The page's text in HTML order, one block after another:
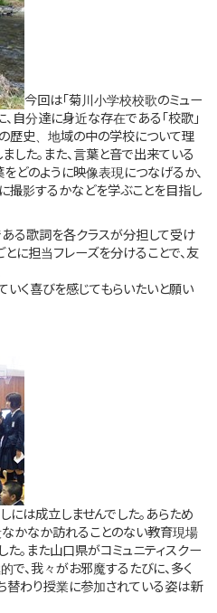
今回は「菊川小学校校歌のミュー
自分達に身近な存在である「校歌」
歴史、地域の中の学校について理
した。また、言葉と音で出来ている
をどのように映像表現につなげるか、
撮影するかなどを学ぶことを目指し
る歌詞を各クラスが分担して受け
に担当フレーズを分けることで、友
く喜びを感じてもらいたいと願い
は成立しませんでした。あらため
かなか訪れることのない教育現場
。また山口県がコミュニティスクー
で、我々がお邪魔するたびに、多く
替わり授業に参加されている姿は新